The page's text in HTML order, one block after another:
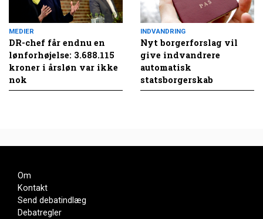
MEDIER
DR-chef får endnu en
lønforhøjelse: 3.688.115
kroner i årsløn var ikke
nok
INDVANDRING
Nyt borgerforslag vil
give indvandrere
automatisk
statsborgerskab
Om
Kontakt
Send debatindlæg
Debatregler